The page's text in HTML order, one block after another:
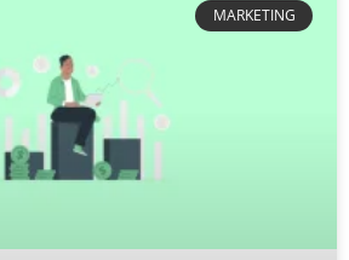
MARKETING